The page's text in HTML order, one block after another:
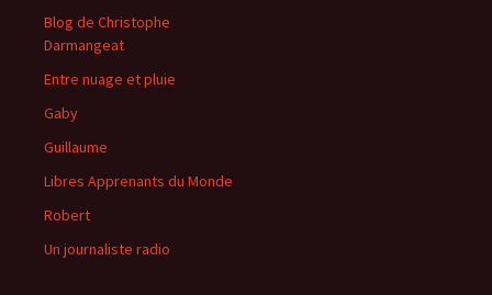
Blog de Christophe
Darmangeat
Entre nuage et pluie
Gaby
Guillaume
Libres Apprenants du Monde
Robert
Un journaliste radio